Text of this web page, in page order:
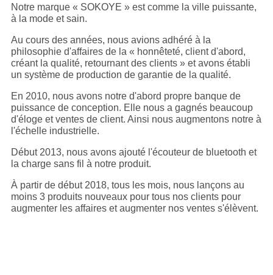
Notre marque « SOKOYE » est comme la ville puissante,
à la mode et sain.
Au cours des années, nous avions adhéré à la
philosophie d'affaires de la « honnêteté, client d'abord,
créant la qualité, retournant des clients » et avons établi
un système de production de garantie de la qualité.
En 2010, nous avons notre d'abord propre banque de
puissance de conception. Elle nous a gagnés beaucoup
d'éloge et ventes de client. Ainsi nous augmentons notre à
l'échelle industrielle.
Début 2013, nous avons ajouté l'écouteur de bluetooth et
la charge sans fil à notre produit.
À partir de début 2018, tous les mois, nous lançons au
moins 3 produits nouveaux pour tous nos clients pour
augmenter les affaires et augmenter nos ventes s'élèvent.